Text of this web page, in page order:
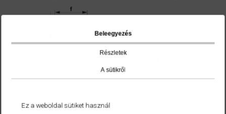
PK190004
Beleegyezés
Részletek
A sütikről
Ez a weboldal sütiket használ